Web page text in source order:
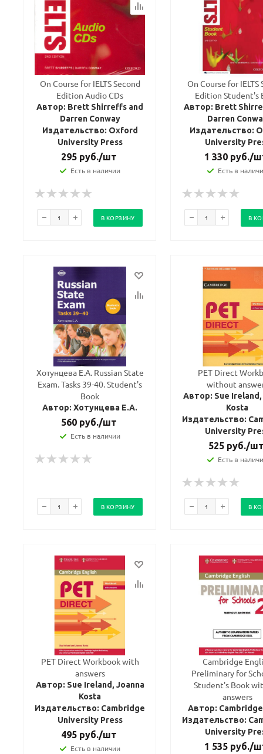
On Course for IELTS Second
Edition Audio CDs
Автор: Brett Shirreffs and
Darren Conway
Издательство: Oxford
University Press
295руб./шт
Есть в наличии
В КОРЗИНУ
On Course for IELTS
Edition Student's
Автор: Brett
Darren
Издательство:
University
1 330 руб./
Есть в
В
Хотунцева Е.А. Russian State
Exam. Tasks 39-40. Student's
Book
Автор: Хотунцева Е.А.
560руб./шт
Есть в наличии
В КОРЗИНУ
PET Direct
without
Автор: Sue Ireland, Joanna
Kosta
Издательство:
University
525руб./
Есть в
В
PET Direct Workbook with
answers
Автор: Sue Ireland, Joanna
Kosta
Издательство: Cambridge
University Press
495руб./шт
Есть в наличии
Cambridge
Preliminary for
Student's Book
answers
Автор: Cambridge
Издательство:
University
1 535 руб./